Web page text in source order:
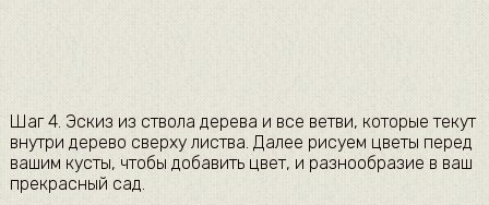
Шаг 4. Эскиз из ствола дерева и все ветви, которые текут
внутри дерево сверху листва. Далее рисуем цветы перед
вашим кусты, чтобы добавить цвет, и разнообразие в ваш
прекрасный сад.